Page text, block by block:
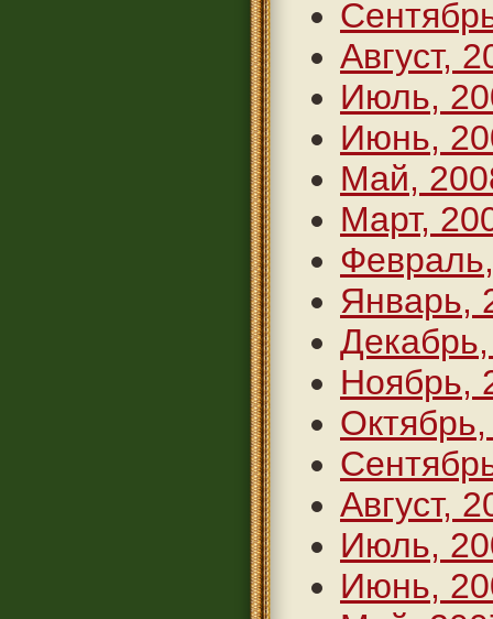
Август,
Июль,
Июнь,
Май,
Март,
Январь,
Ноябрь,
Август,
Июль,
Июнь,